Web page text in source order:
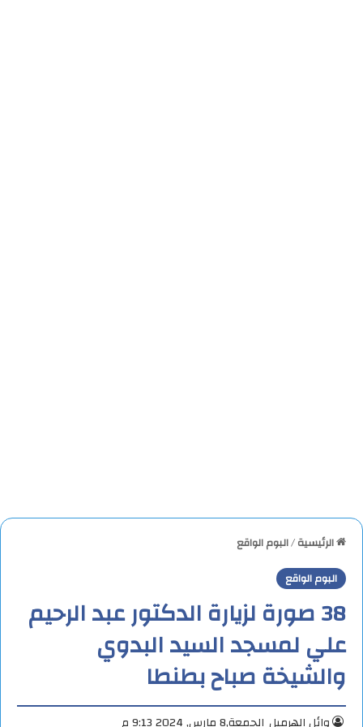
الرئيسية/البوم الواقع
البوم الواقع
38 صورة لزيارة الدكتور عبد الرحيم
علي لمسجد السيد البدوي
والشيخة صباح بطنطا